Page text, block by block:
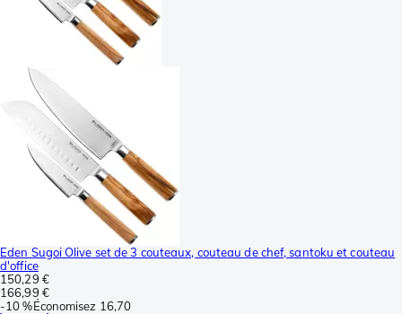
Eden Sugoi Olive set de 3 couteaux, couteau de chef, santoku et couteau
d'office
150,29 €
166,99 €
-10 %Économisez 16,70